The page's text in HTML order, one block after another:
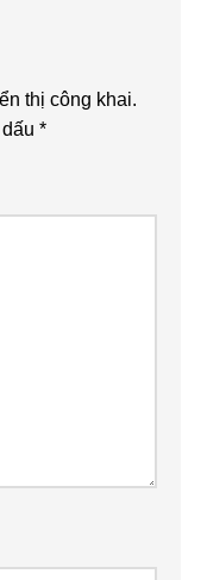
thị công khai.
dấu*